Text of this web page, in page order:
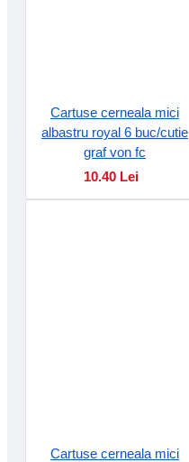
Cartuse cerneala mici
albastru royal 6 buc/cutie
graf von fc
10.40 Lei
Cartuse cerneala mici